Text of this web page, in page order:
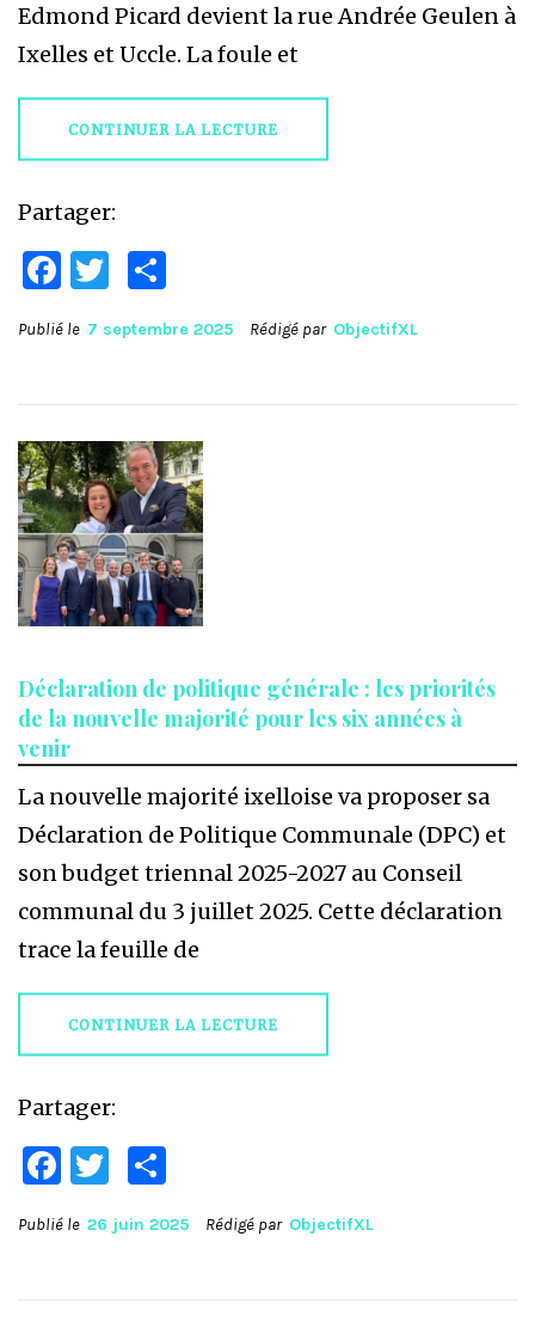
Edmond Picard devient la rue Andrée Geulen à
Ixelles et Uccle. La foule et
CONTINUER LA LECTURE
Partager:
Facebook
Twitter
Publié le 7 septembre 2025 Rédigé par ObjectifXL
Déclaration de politique générale : les priorités
de la nouvelle majorité pour les six années à
venir
La nouvelle majorité ixelloise va proposer sa
Déclaration de Politique Communale (DPC) et
son budget triennal 2025-2027 au Conseil
communal du 3 juillet 2025. Cette déclaration
trace la feuille de
CONTINUER LA LECTURE
Partager:
Facebook
Twitter
Publié le 26 juin 2025 Rédigé par ObjectifXL